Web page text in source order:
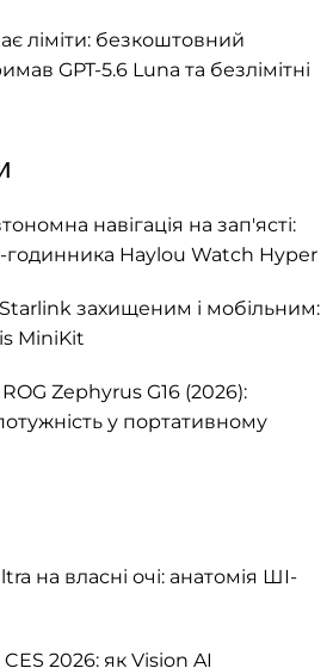
ліміти: безкоштовний
GPT-5.6 Luna та безлімітні
навігація на зап'ясті:
годинника Haylou Watch Hyper
захищеним і мобільним:
MiniKit
Zephyrus G16 (2026):
у портативному
на власні очі: анатомія ШІ-
2026: як Vision AI